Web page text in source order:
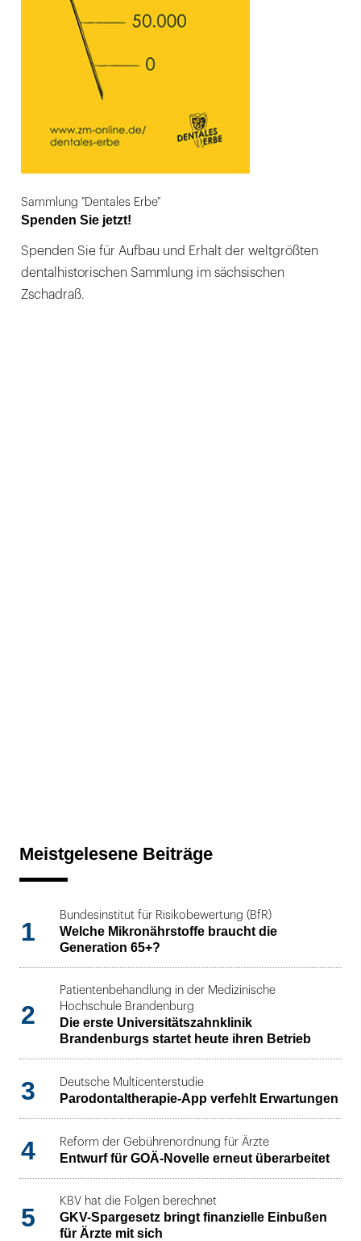
Sammlung "Dentales Erbe"
Spenden Sie jetzt!
Spenden Sie für Aufbau und Erhalt der weltgrößten
dentalhistorischen Sammlung im sächsischen
Zschadraß.
Meistgelesene Beiträge
1
Bundesinstitut für Risikobewertung (BfR)
Welche Mikronährstoffe braucht die
Generation 65+?
2
Patientenbehandlung in der Medizinische
Hochschule Brandenburg
Die erste Universitätszahnklinik
Brandenburgs startet heute ihren Betrieb
3 Deutsche Multicenterstudie
Parodontaltherapie-App verfehlt Erwartungen
4 Reform der Gebührenordnung für Ärzte
Entwurf für GOÄ-Novelle erneut überarbeitet
5
KBV hat die Folgen berechnet
GKV-Spargesetz bringt finanzielle Einbußen
für Ärzte mit sich